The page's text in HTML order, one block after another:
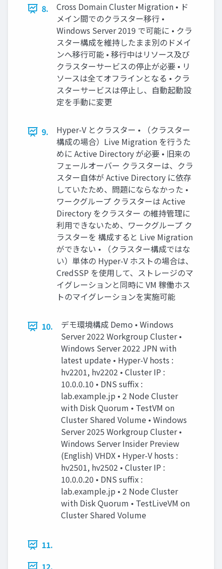
8.
Cross Domain Cluster Migration • ド
メイン間でのクラスター移行 •
Windows Server 2019 で可能に • クラ
スター構成を維持したまま別のドメイ
ンへ移行可能 • 移行中はリソース及び
クラスターサービスの停止が必要 • リ
ソースは全てオフラインとなる • クラ
スターサービスは停止し、自動起動設
定を手動に変更
9.
Hyper-V とクラスター • （クラスター
構成の場合）Live Migration を行うた
めに Active Directory が必要 • 旧来の
フェールオーバー クラスターは、クラ
スター自体が Active Directory に依存
していたため、問題にならなかった •
ワークグループ クラスターは Active
Directory をクラスター の維持管理に
利用できないため、ワークグループ ク
ラスターを 構成すると Live Migration
ができない • （クラスター構成ではな
い）単体の Hyper-V ホストの場合は、
CredSSP を使用して、ストレージのマ
イグレーションと同時に VM 稼働ホス
トのマイグレーションを実施可能
10.
デモ環境構成 Demo • Windows
Server 2022 Workgroup Cluster •
Windows Server 2022 JPN with
latest update • Hyper-V hosts :
hv2201, hv2202 • Cluster IP :
10.0.0.10 • DNS suffix :
lab.example.jp • 2 Node Cluster
with Disk Quorum • TestVM on
Cluster Shared Volume • Windows
Server 2025 Workgroup Cluster •
Windows Server Insider Preview
(English) VHDX • Hyper-V hosts :
hv2501, hv2502 • Cluster IP :
10.0.0.20 • DNS suffix :
lab.example.jp • 2 Node Cluster
with Disk Quorum • TestLiveVM on
Cluster Shared Volume
11.